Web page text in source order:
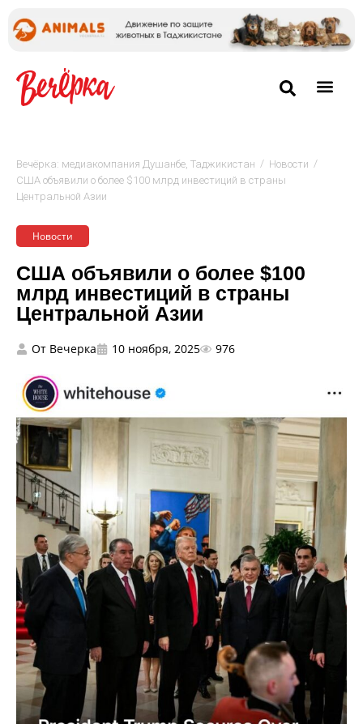
Вечёрка: медиакомпания Душанбе, Таджикистан / Новости /
США объявили о более $100 млрд инвестиций в страны
Центральной Азии
Новости
США объявили о более $100
млрд инвестиций в страны
Центральной Азии
От Вечерка 10 ноября, 2025 976